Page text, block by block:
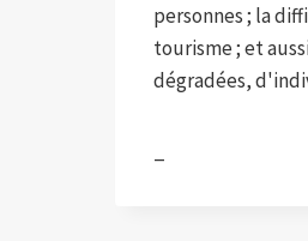
personnes ; la
tourisme ; et
dégradées,